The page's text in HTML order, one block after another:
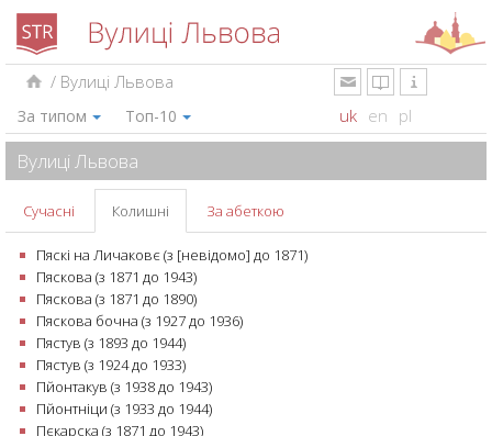
/ Вулиці Львова
За типом Топ-10 uk en pl
Вулиці Львова
Сучасні Колишні За абеткою
Пяскі на Личаковє (з [невідомо] до 1871)
Пяскова (з 1871 до 1943)
Пяскова (з 1871 до 1890)
Пяскова бочна (з 1927 до 1936)
Пястув (з 1893 до 1944)
Пястув (з 1924 до 1933)
Пйонтакув (з 1938 до 1943)
Пйонтніци (з 1933 до 1944)
Пєкарска (з 1871 до 1943)